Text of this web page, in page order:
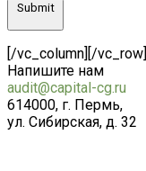
Submit
[/vc_column][/vc_row]
Напишите нам
audit@capital-cg.ru
614000, г. Пермь,
ул. Сибирская, д. 32